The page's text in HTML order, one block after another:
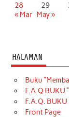
28
29
« Mar May »
HALAMAN
Buku
F.A.Q BUKU
F.A.Q. BUKU
Front Page